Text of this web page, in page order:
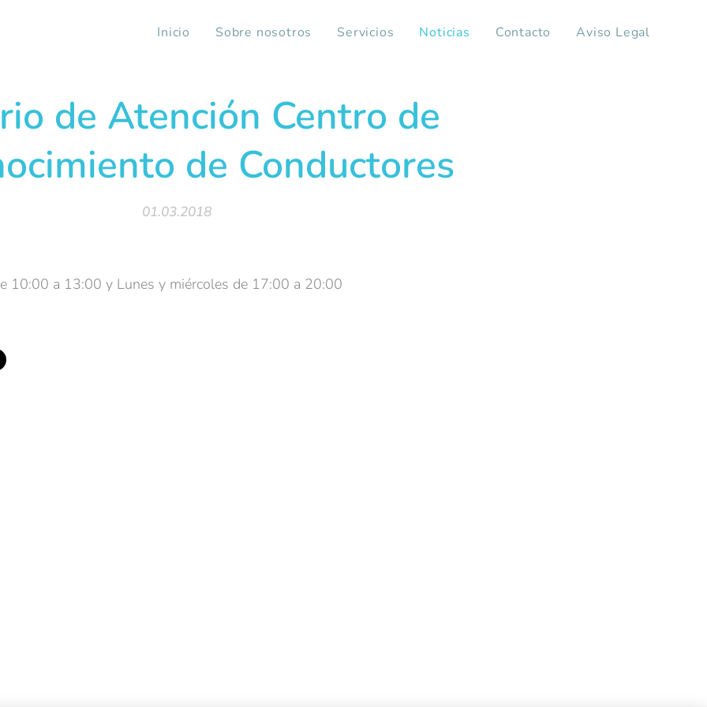
Inicio Sobre nosotros Servicios Noticias Contacto Aviso Legal
de Atención Centro de
de Conductores
01.03.2018
10:00 a 13:00 y Lunes y miércoles de 17:00 a 20:00